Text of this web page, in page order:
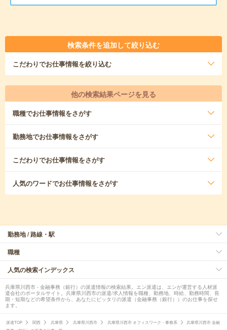
検索条件を追加して絞り込む
こだわりでお仕事情報を絞り込む
他の検索結果ページを見る
職種でお仕事情報をさがす
勤務地でお仕事情報をさがす
こだわりでお仕事情報をさがす
人気のワードでお仕事情報をさがす
勤務地 / 路線・駅
職種
人気の検索インデックス
兵庫県川西市 - 金融事務（銀行）の派遣情報の検索結果。エン派遣は、エンが運営する人材派
遣会社のポータルサイト。兵庫県川西市の派遣/求人情報を職種、勤務地、時給、勤務時間、長
期・短期などの希望条件から、あなたにピッタリの派遣（金融事務（銀行））のお仕事を探せ
ます。
派遣TOP 関西 兵庫県 兵庫県川西市 兵庫県川西市 オフィスワーク・事務系
兵庫県川西市 金融